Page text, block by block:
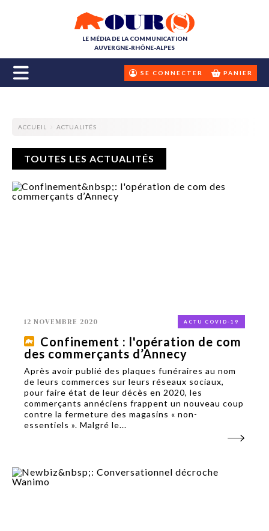
LE MÉDIA DE LA COMMUNICATION
AUVERGNE-RHÔNE-ALPES
SE CONNECTER PANIER
ACCUEIL ACTUALITÉS
TOUTES LES ACTUALITÉS
12 NOVEMBRE 2020 ACTU COVID-19
Confinement : l'opération de com
des commerçants d’Annecy
Après avoir publié des plaques funéraires au nom
de leurs commerces sur leurs réseaux sociaux,
pour faire état de leur décès en 2020, les
commerçants annéciens frappent un nouveau coup
contre la fermeture des magasins « non-
essentiels ». Malgré le...